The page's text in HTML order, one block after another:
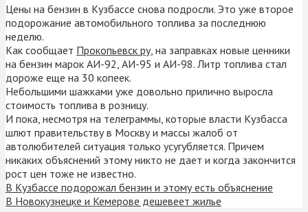
Цены на бензин в Кузбассе снова подросли. Это уже второе
подорожание автомобильного топлива за последнюю
неделю.
Как сообщает Прокопьевск ру, на заправках новые ценники
на бензин марок АИ-92, АИ-95 и АИ-98. Литр топлива стал
дороже еще на 30 копеек.
Небольшими шажками уже довольно прилично выросла
стоимость топлива в розницу.
И пока, несмотря на телеграммы, которые власти Кузбасса
шлют правительству в Москву и массы жалоб от
автолюбителей ситуация только усугубляется. Причем
никаких объяснений этому никто не дает и когда закончится
рост цен тоже не известно.
В Кузбассе подорожал бензин и этому есть объяснение
В Новокузнецке и Кемерове дешевеет жилье